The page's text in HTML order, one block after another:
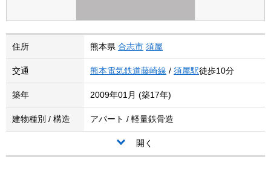
住所 熊本県 合志市 須屋
交通 熊本電気鉄道藤崎線 / 須屋駅徒歩10分
築年 2009年01月 (築17年)
建物種別 / 構造 アパート / 軽量鉄骨造
開く